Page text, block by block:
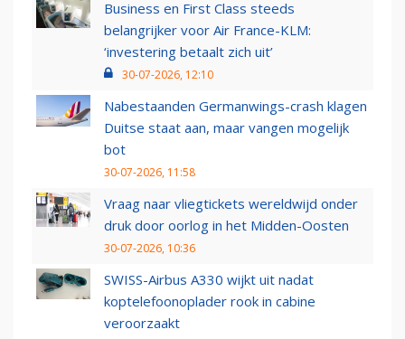
Business en First Class steeds
belangrijker voor Air France-KLM:
‘investering betaalt zich uit’
30-07-2026, 12:10
Nabestaanden Germanwings-crash klagen
Duitse staat aan, maar vangen mogelijk
bot
30-07-2026, 11:58
Vraag naar vliegtickets wereldwijd onder
druk door oorlog in het Midden-Oosten
30-07-2026, 10:36
SWISS-Airbus A330 wijkt uit nadat
koptelefoonoplader rook in cabine
veroorzaakt